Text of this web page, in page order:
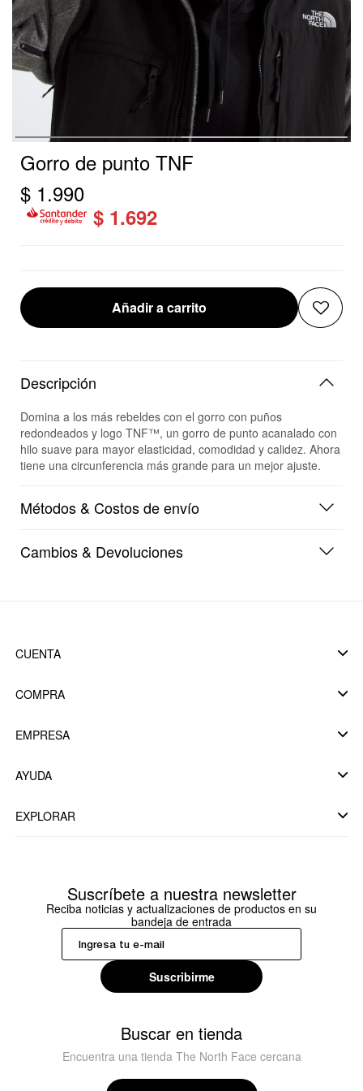
Gorro de punto TNF
$ 1.990
$ 1.692
Añadir a carrito
Descripción
Domina a los más rebeldes con el gorro con puños
redondeados y logo TNF™, un gorro de punto acanalado con
hilo suave para mayor elasticidad, comodidad y calidez. Ahora
tiene una circunferencia más grande para un mejor ajuste.
Métodos & Costos de envío
Cambios & Devoluciones
CUENTA
COMPRA
EMPRESA
AYUDA
EXPLORAR
Suscríbete a nuestra newsletter
Reciba noticias y actualizaciones de productos en su
bandeja de entrada
Suscribirme
Buscar en tienda
Encuentra una tienda The North Face cercana